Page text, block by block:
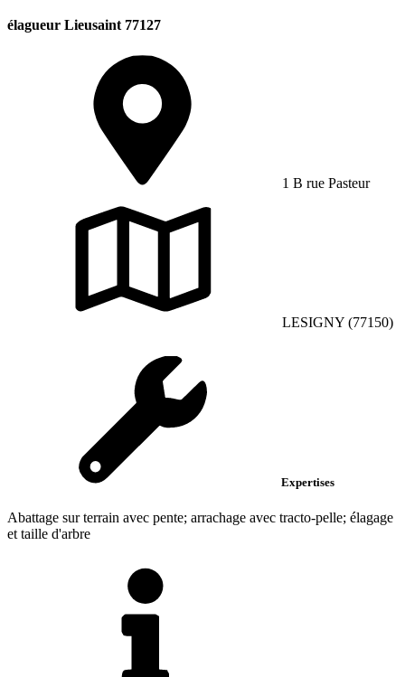
élagueur Lieusaint 77127
1 B rue Pasteur
LESIGNY (77150)
Expertises
Abattage sur terrain avec pente; arrachage avec tracto-pelle; élagage
et taille d'arbre